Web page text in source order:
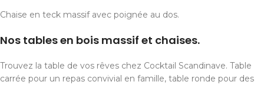
Chaise en teck massif avec poignée au dos.
Nos tables en bois massif et chaises.
Trouvez la table de vos rêves chez Cocktail Scandinave. Table
carrée pour un repas convivial en famille, table ronde pour des